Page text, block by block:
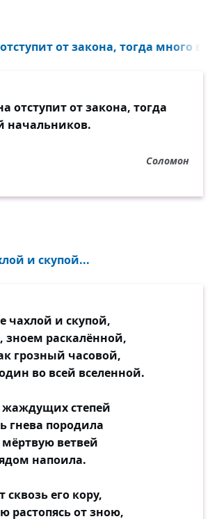
от закона, тогда много в
отступит от закона, тогда
начальников.
Соломон
и скупой...
чахлой и скупой,
зноем раскалённой,
грозный часовой,
во всей вселенной.
степей
гнева породила
ветвей
напоила.
сквозь его кору,
растопясь от зною,